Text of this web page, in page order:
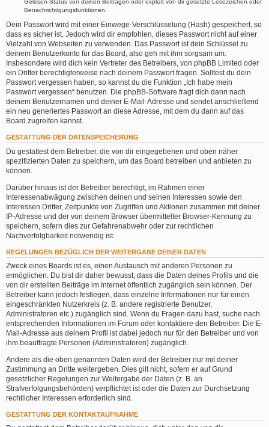
Gelesen-Status von deinen Beiträgen oder explizit von dir gesetzte Lesezeichen oder
Benachrichtigungsfunktionen.
Dein Passwort wird mit einer Einwege-Verschlüsselung (Hash) gespeichert, so
dass es sicher ist. Jedoch wird dir empfohlen, dieses Passwort nicht auf einer
Vielzahl von Webseiten zu verwenden. Das Passwort ist dein Schlüssel zu
deinem Benutzerkonto für das Board, also geh mit ihm sorgsam um.
Insbesondere wird dich kein Vertreter des Betreibers, von phpBB Limited oder
ein Dritter berechtigterweise nach deinem Passwort fragen. Solltest du dein
Passwort vergessen haben, so kannst du die Funktion „Ich habe mein
Passwort vergessen“ benutzen. Die phpBB-Software fragt dich dann nach
deinem Benutzernamen und deiner E-Mail-Adresse und sendet anschließend
ein neu generiertes Passwort an diese Adresse, mit dem du dann auf das
Board zugreifen kannst.
GESTATTUNG DER DATENSPEICHERUNG
Du gestattest dem Betreiber, die von dir eingegebenen und oben näher
spezifizierten Daten zu speichern, um das Board betreiben und anbieten zu
können.
Darüber hinaus ist der Betreiber berechtigt, im Rahmen einer
Interessenabwägung zwischen deinen und seinen Interessen sowie den
Interessen Dritter, Zeitpunkte von Zugriffen und Aktionen zusammen mit deiner
IP-Adresse und der von deinem Browser übermittelter Browser-Kennung zu
speichern, sofern dies zur Gefahrenabwehr oder zur rechtlichen
Nachverfolgbarkeit notwendig ist.
REGELUNGEN BEZÜGLICH DER WEITERGABE DEINER DATEN
Zweck eines Boards ist es, einen Austausch mit anderen Personen zu
ermöglichen. Du bist dir daher bewusst, dass die Daten deines Profils und die
von dir erstellten Beiträge im Internet öffentlich zugänglich sein können. Der
Betreiber kann jedoch festlegen, dass einzelne Informationen nur für einen
eingeschränkten Nutzerkreis (z. B. andere registrierte Benutzer,
Administratoren etc.) zugänglich sind. Wenn du Fragen dazu hast, suche nach
entsprechenden Informationen im Forum oder kontaktiere den Betreiber. Die E-
Mail-Adresse aus deinem Profil ist dabei jedoch nur für den Betreiber und von
ihm beauftragte Personen (Administratoren) zugänglich.
Andere als die oben genannten Daten wird der Betreiber nur mit deiner
Zustimmung an Dritte weitergeben. Dies gilt nicht, sofern er auf Grund
gesetzlicher Regelungen zur Weitergabe der Daten (z. B. an
Strafverfolgungsbehörden) verpflichtet ist oder die Daten zur Durchsetzung
rechtlicher Interessen erforderlich sind.
GESTATTUNG DER KONTAKTAUFNAHME